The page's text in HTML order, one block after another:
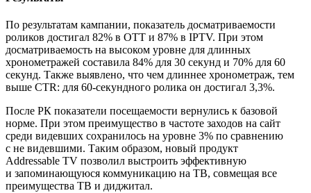
По результатам кампании, показатель досматриваемости
роликов достигал 82% в ОТТ и 87% в IPTV. При этом
досматриваемость на высоком уровне для длинных
хронометражей составила 84% для 30 секунд и 70% для 60
секунд. Также выявлено, что чем длиннее хронометраж, тем
выше CTR: для 60-секундного ролика он достигал 3,3%.
После РК показатели посещаемости вернулись к базовой
норме. При этом преимущество в частоте заходов на сайт
среди видевших сохранилось на уровне 3% по сравнению
с не видевшими. Таким образом, новый продукт
Addressable TV позволил выстроить эффективную
и запоминающуюся коммуникацию на ТВ, совмещая все
преимущества ТВ и диджитал.